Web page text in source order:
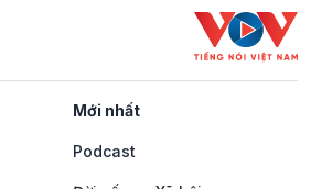
Mới nhất
Podcast